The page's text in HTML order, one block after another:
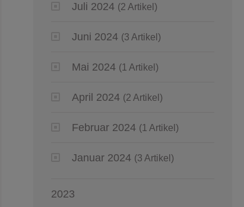
Juli 2024 (2 Artikel)
Juni 2024 (3 Artikel)
Mai 2024 (1 Artikel)
April 2024 (2 Artikel)
Februar 2024 (1 Artikel)
Januar 2024 (3 Artikel)
2023